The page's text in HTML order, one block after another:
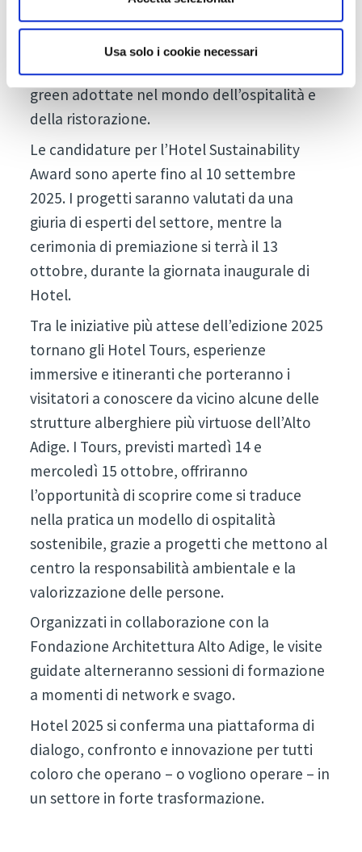
Usa solo i cookie necessari
esclusivamente ai visitatori, e quindi agli
operatori del settore turistico, con
l’obiettivo di premiare le migliori pratiche
green adottate nel mondo dell’ospitalità e
della ristorazione.
Le candidature per l’Hotel Sustainability
Award sono aperte fino al 10 settembre
2025. I progetti saranno valutati da una
giuria di esperti del settore, mentre la
cerimonia di premiazione si terrà il 13
ottobre, durante la giornata inaugurale di
Hotel.
Tra le iniziative più attese dell’edizione 2025
tornano gli Hotel Tours, esperienze
immersive e itineranti che porteranno i
visitatori a conoscere da vicino alcune delle
strutture alberghiere più virtuose dell’Alto
Adige. I Tours, previsti martedì 14 e
mercoledì 15 ottobre, offriranno
l’opportunità di scoprire come si traduce
nella pratica un modello di ospitalità
sostenibile, grazie a progetti che mettono al
centro la responsabilità ambientale e la
valorizzazione delle persone.
Organizzati in collaborazione con la
Fondazione Architettura Alto Adige, le visite
guidate alterneranno sessioni di formazione
a momenti di network e svago.
Hotel 2025 si conferma una piattaforma di
dialogo, confronto e innovazione per tutti
coloro che operano – o vogliono operare – in
un settore in forte trasformazione.